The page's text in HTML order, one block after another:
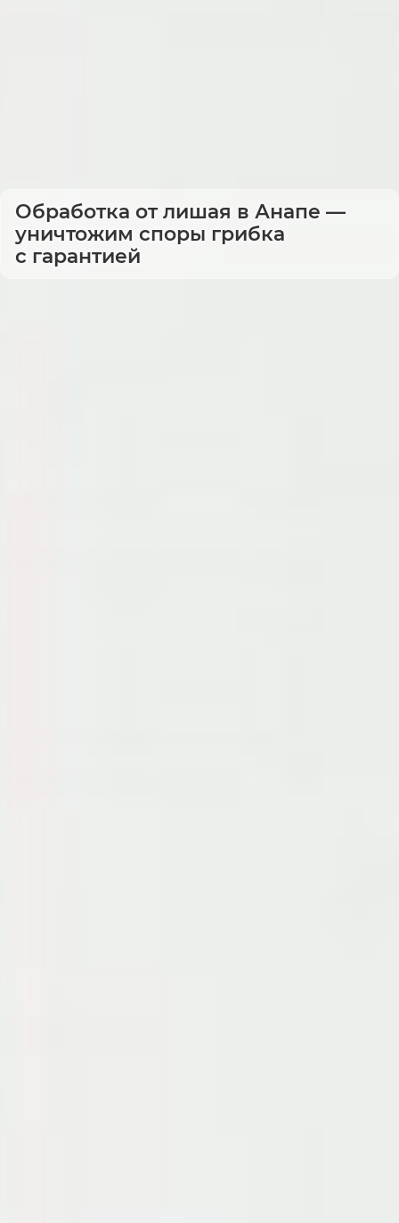
Обработка от лишая в Анапе —
уничтожим споры грибка
с гарантией